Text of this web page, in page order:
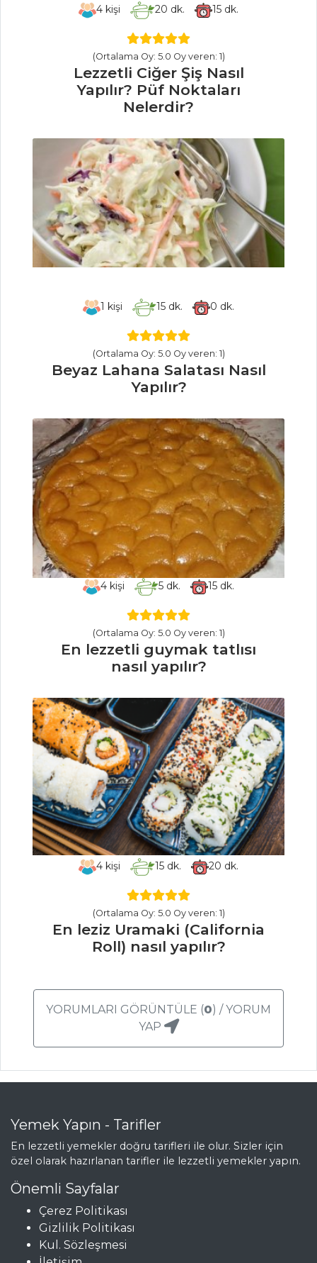
Masterchef Tüm
PILAV VE
MAKARNA
PİLAV
TAZE FASULYELİ
BULGUR PİLAVI
KURUFASULYELİ
PİLAV
Pilav ve Makarna
Tüm Tarifleri
HAMUR İŞLERI
MEYVE JÖLELİ
CHEESECAKE
DAMLA
ÇİKOLATALI
FINDIKLI BAR
KURABİYE
Hamur İşleri Tüm
Tarifleri
SEBZE
YEMEKLERI
Ispanaklı Köfte
Balık Uçtu
Zeytinyağlı
Sebze Yemekleri
Tüm Tarifleri
BALIK
YEMEKLERI
Mantarlı Levrek
Buğulama
Uskumru
Karidesli Lazanya
Balık Yemekleri
MEZELER
Et Meze
Meksika Usulü
Mezeler Tüm
Tarifleri
4 kişi 20 dk. 15dk.
(Ortalama Oy: 5.0 Oy veren: 1)
Lezzetli Ciğer Şiş Nasıl
Yapılır? Püf Noktaları
Nelerdir?
1 kişi 15 dk. 0 dk.
(Ortalama Oy: 5.0 Oy veren: 1)
Beyaz Lahana Salatası Nasıl
Yapılır?
4kişi 5 dk. 15 dk.
(Ortalama Oy: 5.0 Oy veren: 1)
En lezzetli guymak tatlısı
nasıl yapılır?
4 kişi 15dk. 20 dk.
(Ortalama Oy: 5.0 Oy veren: 1)
En leziz Uramaki (California
Roll) nasıl yapılır?
YORUMLARI GÖRÜNTÜLE (0) / YORUM
YAP
Yemek Yapın - Tarifler
En lezzetli yemekler doğru tarifleri ile olur. Sizler için
özel olarak hazırlanan tarifler ile lezzetli yemekler yapın.
Önemli Sayfalar
Çerez Politikası
Gizlilik Politikası
Kul. Sözleşmesi